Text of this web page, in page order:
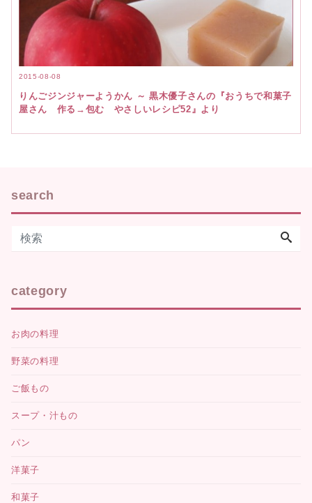
2015-08-08
りんごジンジャーようかん ～ 黒木優子さんの『おうちで和菓子
屋さん 作る→包む やさしいレシピ52』より
search
category
お肉の料理
野菜の料理
ご飯もの
スープ・汁もの
パン
洋菓子
和菓子